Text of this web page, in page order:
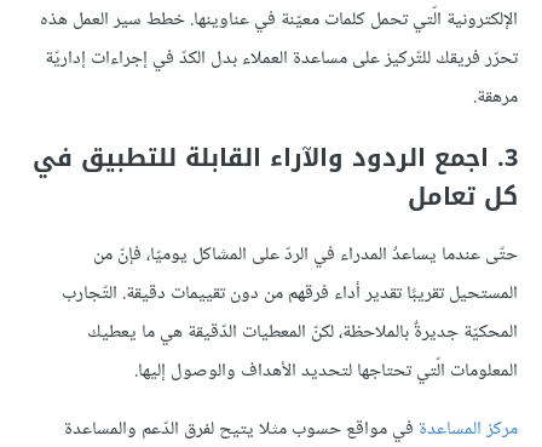
الإلكترونية الّتي تحمل كلمات معيّنة في عناوينها. خطط سير العمل هذه
تحرّر فريقك للتّركيز على مساعدة العملاء بدل الكدّ في إجراءات إداريّة
مرهقة.
3. اجمع الردود والآراء القابلة للتطبيق في
كل تعامل
حتّى عندما يساعدُ المدراء في الردّ على المشاكل يوميّا، فإنّ من
المستحيل تقريبًا تقدير أداء فرقهم من دون تقييمات دقيقة. التّجارب
المحكيّة جديرةٌ بالملاحظة، لكنّ المعطيات الدّقيقة هي ما يعطيك
المعلومات الّتي تحتاجها لتحديد الأهداف والوصول إليها.
مركز المساعدة في مواقع حسوب مثلا يتيح لفرق الدّعم والمساعدة